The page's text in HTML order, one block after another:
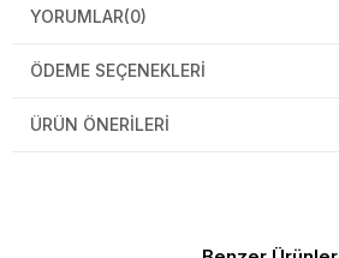
YORUMLAR(0)
ÖDEME SEÇENEKLERI
ÜRÜN ÖNERILERI